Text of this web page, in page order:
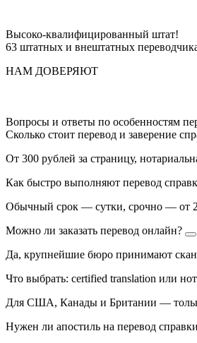
Высоко-квалифицированный штат!
63 штатных и внештатных
НАМ ДОВЕРЯЮТ
Вопросы и ответы по особенностям
Сколько стоит перевод и заверение
От 300 рублей за страницу,
Как быстро выполняют перевод
Обычный срок — сутки, срочно — от 2
Можно ли заказать перевод онлайн?
Да, крупнейшие бюро принимают
Что выбрать: certified translation или
Для США, Канады и Британии —
Нужен ли апостиль на перевод